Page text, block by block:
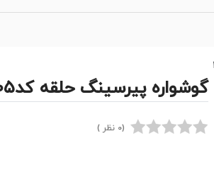
گوشواره پیرسینگ حلقه کد۲۷۰۵
(0 نظر )